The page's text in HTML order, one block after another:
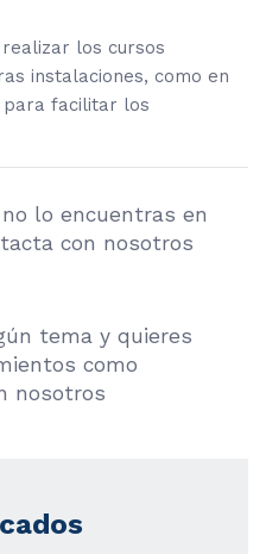
los cursos
instalaciones, como en
para facilitar los
lo encuentras en
con nosotros
tema y quieres
como
nosotros